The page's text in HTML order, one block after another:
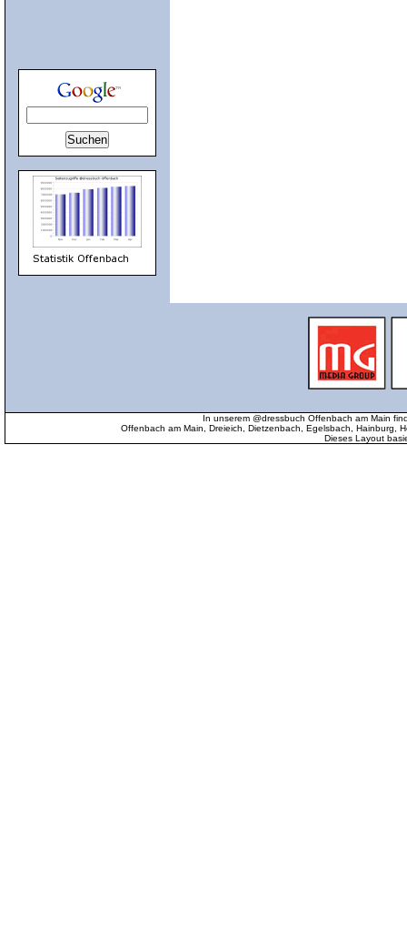
In unserem @dressbuch Offenbach am Main
Offenbach am Main, Dreieich, Dietzenbach, Egelsbach, Hainburg,
Dieses Layout